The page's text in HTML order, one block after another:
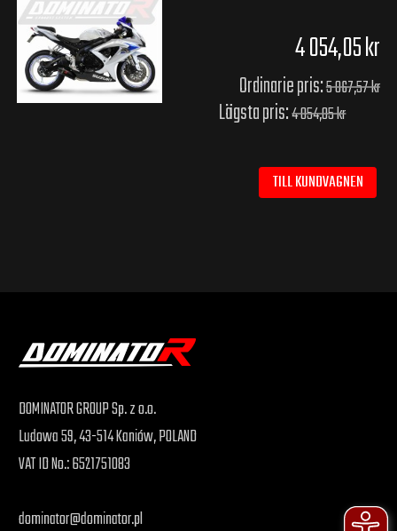
4 054,05 kr
Ordinarie pris:5 067,57 kr
Lägsta pris:4 054,05 kr
TILL KUNDVAGNEN
DOMINATOR GROUP Sp. z o.o.
Ludowa 59, 43-514 Kaniów, POLAND
VAT ID No.: 6521751083
dominator@dominator.pl